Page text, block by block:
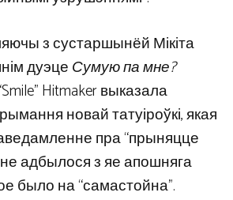
з сустаршынёй Мікіта
дуэцеСумую па мне?
Hitmaker выказала
новай татуіроўкі, якая
пра “прыняцце
адбылося з яе апошняга
было на “самастойна”.